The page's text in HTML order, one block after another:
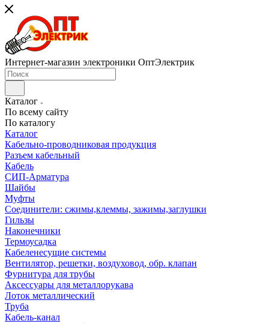
Интернет-магазин электроники ОптЭлектрик
Каталог
По всему сайту
По каталогу
Каталог
Кабельно-проводниковая продукция
Разъем кабельный
Кабель
СИП-Арматура
Шайбы
Муфты
Соединители: сжимы,клеммы, зажимы,заглушки
Гильзы
Наконечники
Термоусадка
Кабеленесущие системы
Вентилятор, решетки, воздуховод, обр. клапан
Фурнитура для трубы
Аксессуары для металлорукава
Лоток металлический
Труба
Кабель-канал